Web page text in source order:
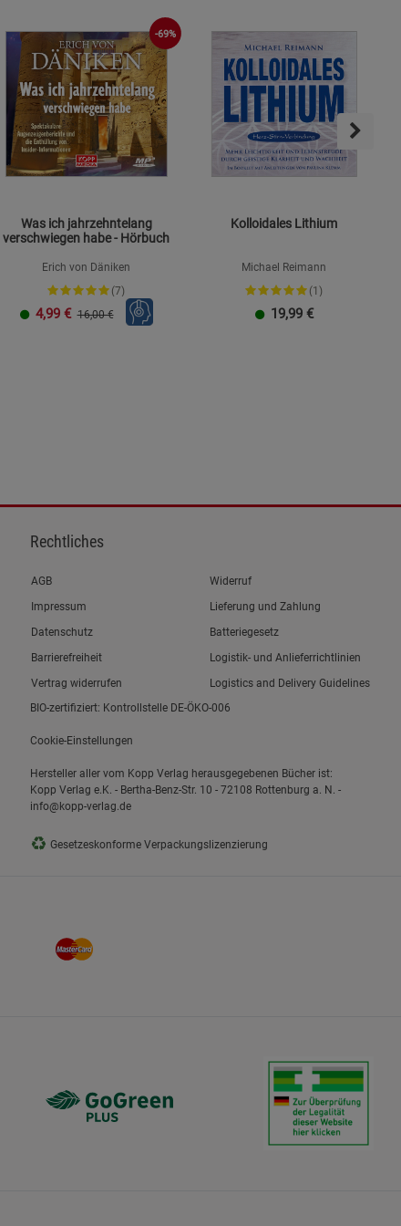
-69%
Was ich jahrzehntelang
verschwiegen habe - Hörbuch
Erich von Däniken
(7)
4,99 € 16,00 €
Kolloidales Lithium
Michael Reimann
(1)
19,99 €
Rechtliches
Link zum/zur
AGB
Link zum/zur
Impressum
Link zum/zur
Datenschutz
Link zum/zur
Barrierefreiheit
Vertrag widerrufen
Widerruf
Lieferung und Zahlung
Batteriegesetz
Logistik- und Anlieferrichtlinien
Logistics and Delivery Guidelines
BIO-zertifiziert: Kontrollstelle DE-ÖKO-006
Cookie-Einstellungen
Hersteller aller vom Kopp Verlag herausgegebenen Bücher ist:
Kopp Verlag e.K. - Bertha-Benz-Str. 10 - 72108 Rottenburg a. N. -
info@kopp-verlag.de
♻ Gesetzeskonforme Verpackungslizenzierung